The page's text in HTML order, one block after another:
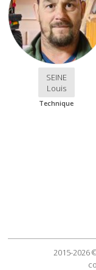
SEINE
Louis
Technique
2015-2026